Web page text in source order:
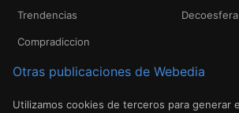
Trendencias Decoesfera
Compradiccion
Otras publicaciones de Webedia
Utilizamos cookies de terceros para generar